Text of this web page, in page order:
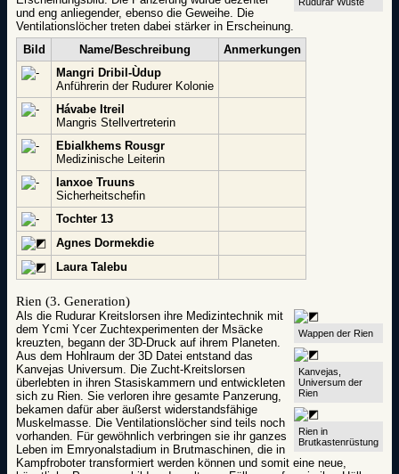
und eng anliegender, ebenso die Geweihe. Die
Ventilationslöcher treten dabei stärker in Erscheinung.
Bild
Name/Beschreibung
Anmerkungen
Mangri Dribil-Ùdup
Anführerin der Rudurer Kolonie
Hávabe Itreil
Mangris Stellvertreterin
Ebialkhems Rousgr
Medizinische Leiterin
Ianxoe Truuns
Sicherheitschefin
Tochter 13
Agnes Dormekdie
Laura Talebu
Rien (3. Generation)
Wappen der Rien
Kanvejas,
Universum der
Rien
Rien in
Brutkastenrüstung
Als die Rudurar Kreitslorsen ihre Medizintechnik mit
dem Ycmi Ycer Zuchtexperimenten der Msäcke
kreuzten, begann der 3D-Druck auf ihrem Planeten.
Aus dem Hohlraum der 3D Datei entstand das
Kanvejas Universum. Die Zucht-Kreitslorsen
überlebten in ihren Stasiskammern und entwickleten
sich zu Rien. Sie verloren ihre gesamte Panzerung,
bekamen dafür aber äußerst widerstandsfähige
Muskelmasse. Die Ventilationslöcher sind teils noch
vorhanden. Für gewöhnlich verbringen sie ihr ganzes
Leben im Emryonalstadium in Brutmaschinen, die in
Kampfroboter transformiert werden können und somit eine neue,